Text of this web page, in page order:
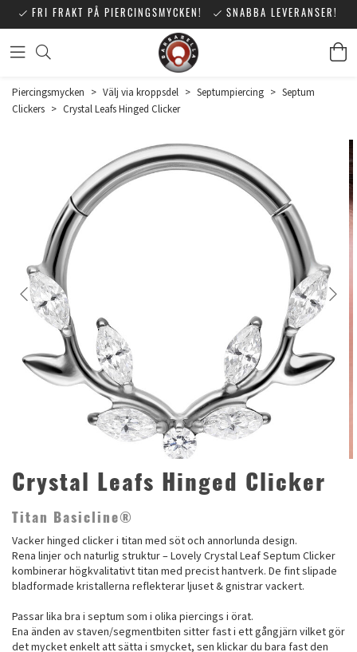
FRI FRAKT PÅ PIERCINGSMYCKEN! SNABBA LEVERANSER!
Piercingsmycken > Välj via kroppsdel > Septumpiercing > Septum
Clickers > Crystal Leafs Hinged Clicker
Crystal Leafs Hinged Clicker
Titan Basicline®
Vacker hinged clicker i titan med söt och annorlunda design.
Rena linjer och naturlig struktur – Lovely Crystal Leaf Septum Clicker
kombinerar högkvalitativt titan med precist hantverk. De fint slipade
bladformade kristallerna reflekterar ljuset & gnistrar vackert.
Passar lika bra i septum som i olika piercings i örat.
Ena änden av staven/segmentbiten sitter fast i ett gångjärn vilket gör
det mycket enkelt att sätta i smycket, sen klickar du bara fast den